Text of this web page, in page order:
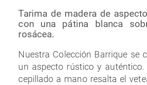
Tarima de madera de
con una pátina blanca
rosácea.
Nuestra Colección Barrique se
un aspecto rústico y auténtico.
cepillado a mano resalta el